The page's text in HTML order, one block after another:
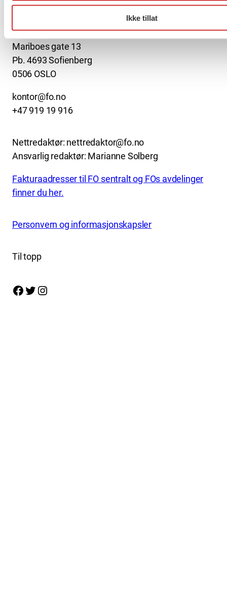
Ikke tillat
About us (English)
FO (Fellesorganisasjonen)
Mariboes gate 13
Pb. 4693 Sofienberg
0506 OSLO
kontor@fo.no
+47 919 19 916
Nettredaktør: nettredaktor@fo.no
Ansvarlig redaktør: Marianne Solberg
Fakturaadresser til FO sentralt og FOs avdelinger
finner du her.
Personvern og informasjonskapsler
Til topp
Facebook Twitter Instagram